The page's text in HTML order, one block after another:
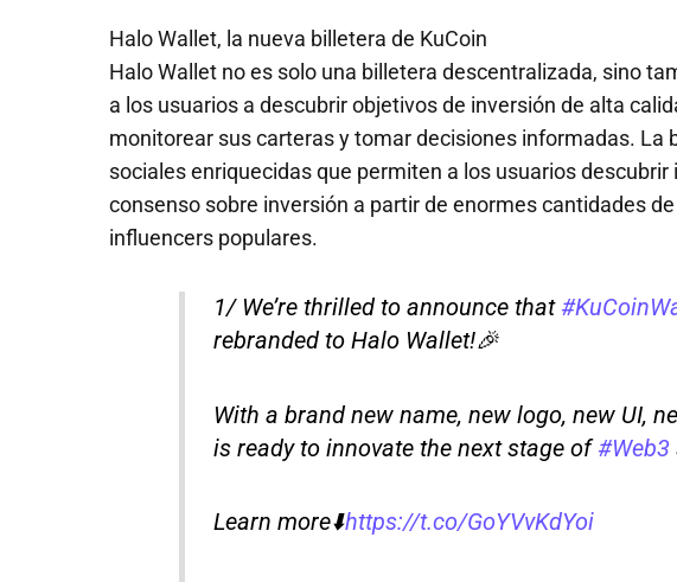
Halo Wallet, la nueva billetera de KuCoin
Halo Wallet no es solo una billetera descentralizada, sino
a los usuarios a descubrir objetivos de inversión de alta
monitorear sus carteras y tomar decisiones informadas. La
sociales enriquecidas que permiten a los usuarios
consenso sobre inversión a partir de enormes cantidades
influencers populares.
1/ We’re thrilled to announce that
rebranded to Halo Wallet!🎉
With a brand new name, new logo, new UI,
is ready to innovate the next stage of#Web3
Learn more⬇️https://t.co/GoYVvKdYoi